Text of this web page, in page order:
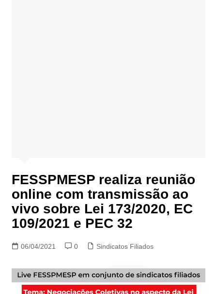
FESSPMESP realiza reunião
online com transmissão ao
vivo sobre Lei 173/2020, EC
109/2021 e PEC 32
06/04/2021 0 Sindicatos Filiados